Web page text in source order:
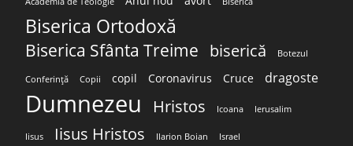
Biserica Ortodoxă
Biserica Sfânta Treime biserică Botezul
Conferință Copii copil Coronavirus Cruce dragoste
Dumnezeu Hristos Icoana Ierusalim
Iisus Iisus Hristos Ilarion Boian Israel